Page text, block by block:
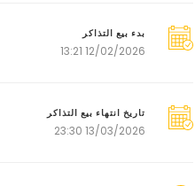
بدء بيع التذاكر
12/02/2026 13:21
تاريخ انتهاء بيع التذاكر
13/03/2026 23:30